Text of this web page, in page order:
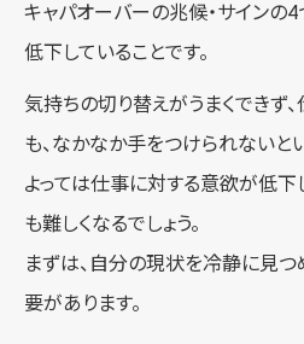
キャパオーバーの兆候・サインの
低下していることです。
気持ちの切り替えがうまくできず
も、なかなか手をつけられないと
よっては仕事に対する意欲が低下
も難しくなるでしょう。
まずは、自分の現状を冷静に見
要があります。